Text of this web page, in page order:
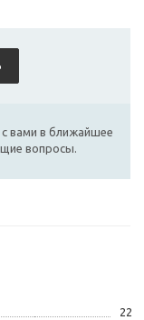
вами в ближайшее
вопросы.
22